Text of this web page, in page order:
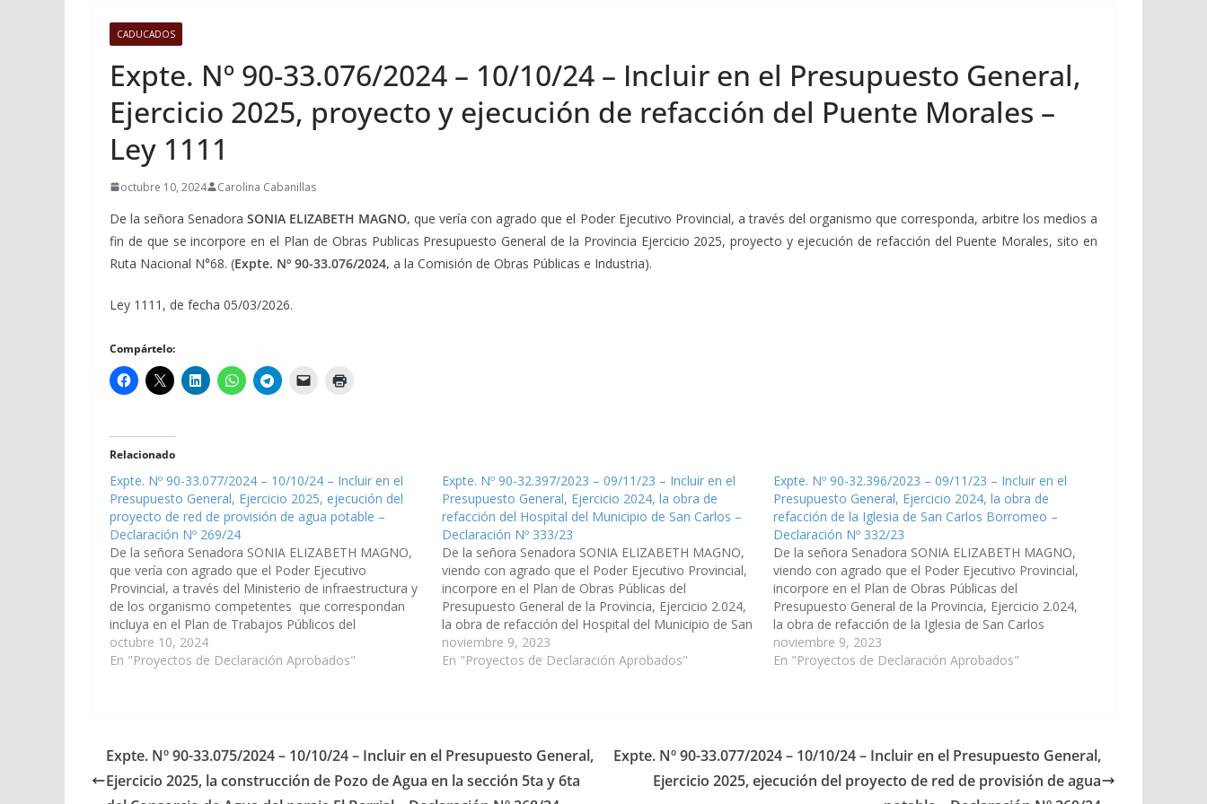
CADUCADOS
Expte. Nº 90-33.076/2024 – 10/10/24 – Incluir en el Presupuesto General,
Ejercicio 2025, proyecto y ejecución de refacción del Puente Morales –
Ley 1111
octubre 10, 2024 Carolina Cabanillas
De la señora Senadora SONIA ELIZABETH MAGNO, que vería con agrado que el Poder Ejecutivo Provincial, a través del organismo que corresponda, arbitre los medios a
fin de que se incorpore en el Plan de Obras Publicas Presupuesto General de la Provincia Ejercicio 2025, proyecto y ejecución de refacción del Puente Morales, sito en
Ruta Nacional N°68. (Expte. Nº 90-33.076/2024, a la Comisión de Obras Públicas e Industria).
Ley 1111, de fecha 05/03/2026.
Compártelo:
Relacionado
Expte. Nº 90-33.077/2024 – 10/10/24 – Incluir en el
Presupuesto General, Ejercicio 2025, ejecución del
proyecto de red de provisión de agua potable –
Declaración Nº 269/24
De la señora Senadora SONIA ELIZABETH MAGNO,
que vería con agrado que el Poder Ejecutivo
Provincial, a través del Ministerio de infraestructura y
de los organismo competentes que correspondan
incluya en el Plan de Trabajos Públicos del
Presupuesto General de la Provincia Ejercicio 2025,
la ejecución del proyecto de "Red de…
octubre 10, 2024
En "Proyectos de Declaración Aprobados"
Expte. Nº 90-32.397/2023 – 09/11/23 – Incluir en el
Presupuesto General, Ejercicio 2024, la obra de
refacción del Hospital del Municipio de San Carlos –
Declaración Nº 333/23
De la señora Senadora SONIA ELIZABETH MAGNO,
viendo con agrado que el Poder Ejecutivo Provincial,
incorpore en el Plan de Obras Públicas del
Presupuesto General de la Provincia, Ejercicio 2.024,
la obra de refacción del Hospital del Municipio de San
Carlos, Area Operativa XXV, conforme a diversas
gestiones que venimos realizando…
noviembre 9, 2023
En "Proyectos de Declaración Aprobados"
Expte. Nº 90-32.396/2023 – 09/11/23 – Incluir en el
Presupuesto General, Ejercicio 2024, la obra de
refacción de la Iglesia de San Carlos Borromeo –
Declaración Nº 332/23
De la señora Senadora SONIA ELIZABETH MAGNO,
viendo con agrado que el Poder Ejecutivo Provincial,
incorpore en el Plan de Obras Públicas del
Presupuesto General de la Provincia, Ejercicio 2.024,
la obra de refacción de la Iglesia de San Carlos
Borromeo, sito en el municipio de San Carlos, ya que
con…
noviembre 9, 2023
En "Proyectos de Declaración Aprobados"
Expte. Nº 90-33.075/2024 – 10/10/24 – Incluir en el Presupuesto General,
Ejercicio 2025, la construcción de Pozo de Agua en la sección 5ta y 6ta
Expte. Nº 90-33.077/2024 – 10/10/24 – Incluir en el Presupuesto General,
Ejercicio 2025, ejecución del proyecto de red de provisión de agua